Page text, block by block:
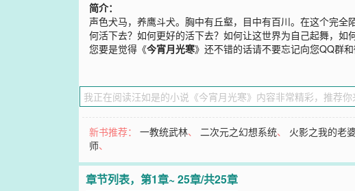
简介：
声色犬马，养鹰斗犬。胸中有丘壑，目中有百川。在这个完
何活下去？如何更好的活下去？如何让这世界为自己起舞，如
您要是觉得《今宵月光寒》还不错的话请不要忘记向您QQ群和
新书推荐：一教统武林、二次元之幻想系统、 火影之我的老
师、
章节列表，第1章~ 25章/共25章